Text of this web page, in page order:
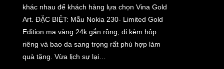
khác nhau để khách hàng lựa chọn Vina Gold
Art. ĐẶC BIỆT: Mẫu Nokia 230- Limited Gold
Edition mạ vàng 24k gắn rồng, đi kèm hộp
riêng và bao da sang trọng rất phù hợp làm
quà tặng. Vừa lịch sự lại…